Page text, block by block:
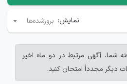
نمایش: بروزشده‌ها
شما، آگهی مرتبط در دو ماه اخیر
دیگر مجدداً امتحان کنید.